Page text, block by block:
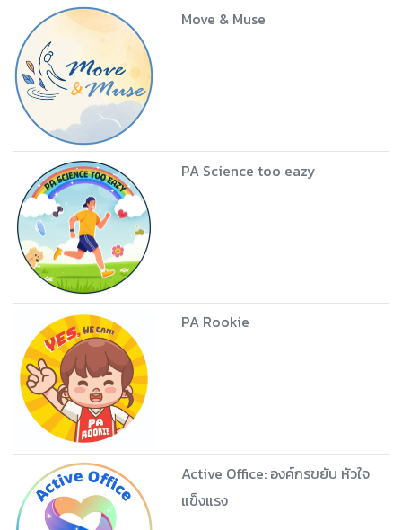
5 ชุด
Download
Move & Muse
PA Science too eazy
PA Rookie
Active Office: องค์กรขยับ หัวใจ
แข็งแรง